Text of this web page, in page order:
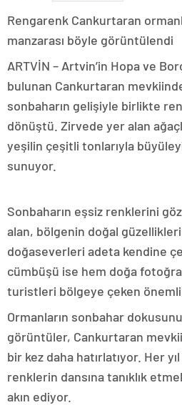
Rengarenk Cankurtaran
manzarası böyle görüntülendi
ARTVİN – Artvin’in Hopa ve
bulunan Cankurtaran
sonbaharın gelişiyle birlikte
dönüştü. Zirvede yer alan
yeşilin çeşitli tonlarıyla
sunuyor.
Sonbaharın eşsiz renklerini
alan, bölgenin doğal
doğaseverleri adeta kendine
cümbüşü ise hem doğa
turistleri bölgeye çeken
Ormanların sonbahar
görüntüler, Cankurtaran
bir kez daha hatırlatıyor. Her
renklerin dansına tanıklık
akın ediyor.